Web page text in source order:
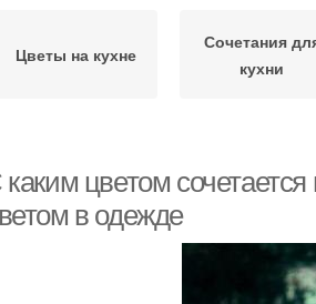
Цветы на кухне
Сочетания
кухни
цветом
в одежде